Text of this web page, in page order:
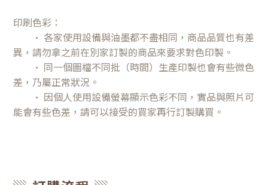
印刷色彩：
• 各家使用設備與油墨都不盡相同，商品品質也有差
異，請勿拿之前在別家訂製的商品來要求對色印製。
• 同一個圖檔不同批（時間）生產印製也會有些微色
差，乃屬正常狀況。
• 因個人使用設備螢幕顯示色彩不同，實品與照片可
能會有些色差，請可以接受的買家再行訂製購買。